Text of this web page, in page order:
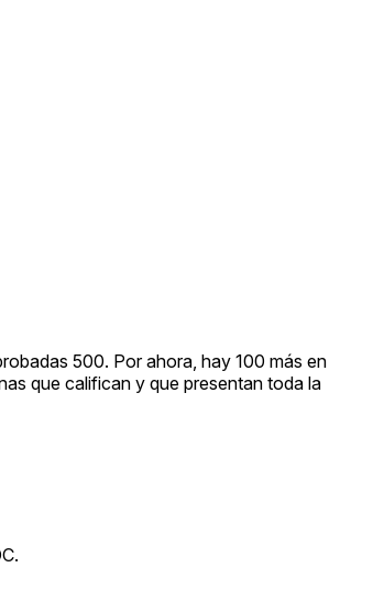
500. Por ahora, hay 100 más en
que califican y que presentan toda la